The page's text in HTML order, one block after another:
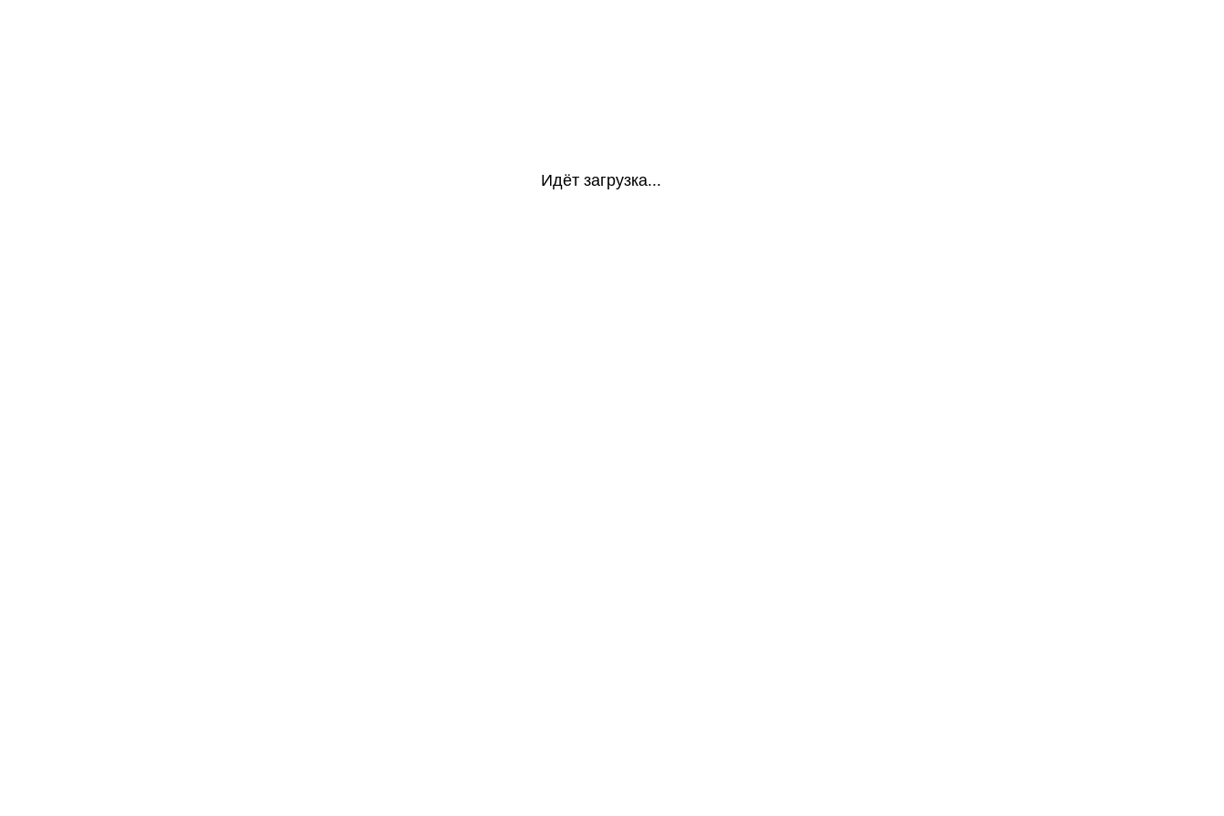
Идёт загрузка...